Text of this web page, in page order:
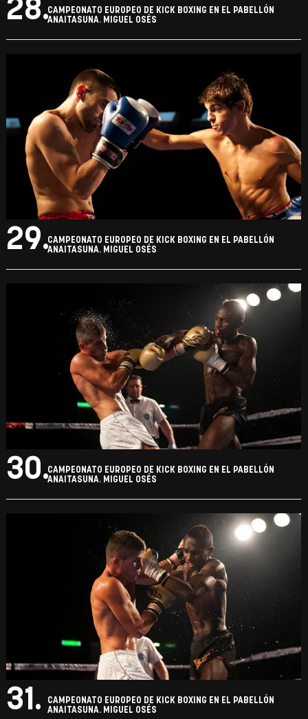
28.CAMPEONATO EUROPEO DE KICK BOXING EN EL PABELLÓN
ANAITASUNA. MIGUEL OSÉS
29.CAMPEONATO EUROPEO DE KICK BOXING EN EL PABELLÓN
ANAITASUNA. MIGUEL OSÉS
30.CAMPEONATO EUROPEO DE KICK BOXING EN EL PABELLÓN
ANAITASUNA. MIGUEL OSÉS
31.
CAMPEONATO EUROPEO DE KICK BOXING EN EL PABELLÓN
ANAITASUNA. MIGUEL OSÉS